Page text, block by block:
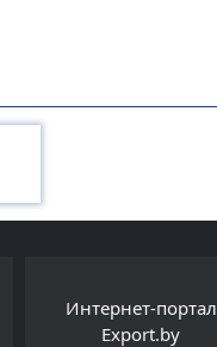
Интернет-портал
Export.by